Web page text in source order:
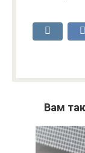
Вам